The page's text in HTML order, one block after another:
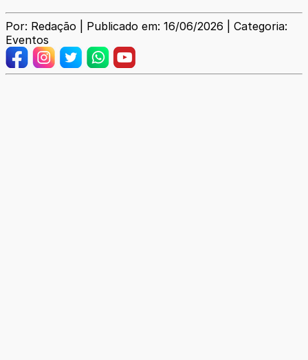
Por: Redação | Publicado em: 16/06/2026 | Categoria:
Eventos